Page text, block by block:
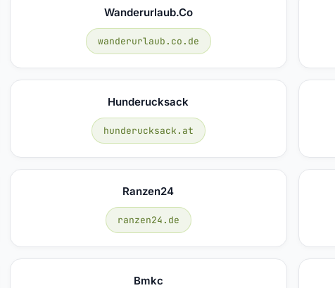
Wanderurlaub.co
wanderurlaub.co.de
Hunderucksack
hunderucksack.at
Ranzen24
ranzen24.de
Bmkc